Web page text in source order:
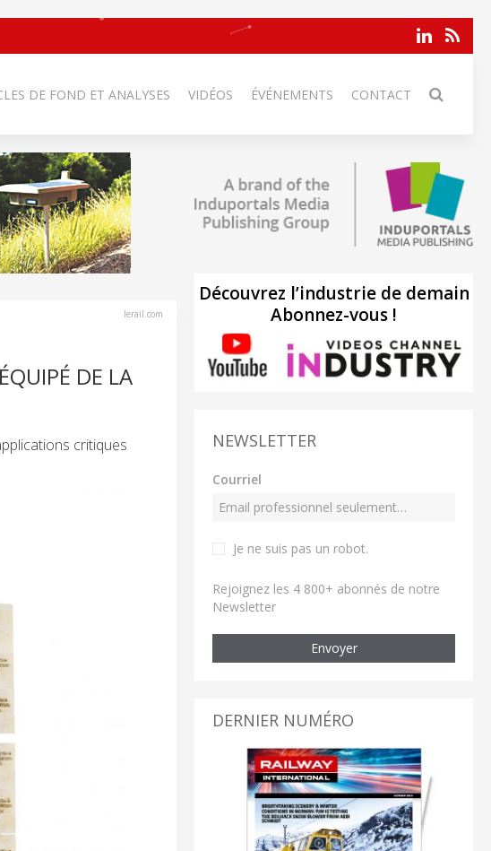
DE FOND ET ANALYSES VIDÉOS ÉVÉNEMENTS CONTACT
lerail.com
DE LA
critiques
Découvrez l’industrie de demain
Abonnez-vous !
NEWSLETTER
Courriel
Je ne suis pas un robot.
Rejoignez les 4 800+ abonnés de notre
Newsletter
Envoyer
DERNIER NUMÉRO